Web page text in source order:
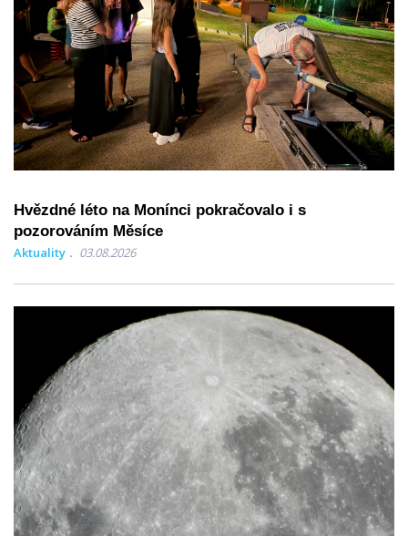
Hvězdné léto na Monínci pokračovalo i s
pozorováním Měsíce
Aktuality 03.08.2026